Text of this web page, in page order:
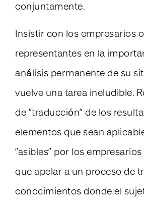
conjuntamente.
Insistir con los empresarios o
representantes en la
análisis permanente de su
vuelve una tarea ineludible.
de “traducción” de los
elementos que sean
“asibles” por los
que apelar a un proceso de
conocimientos donde el